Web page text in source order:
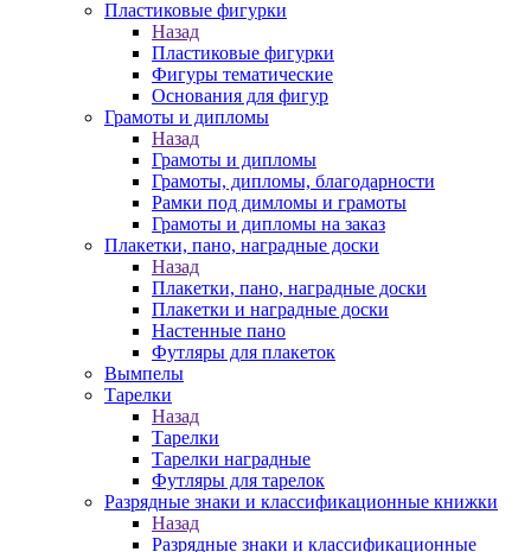
Пластиковые фигурки
Назад
Пластиковые фигурки
Фигуры тематические
Основания для фигур
Грамоты и дипломы
Назад
Грамоты и дипломы
Грамоты, дипломы, благодарности
Рамки под димломы и грамоты
Грамоты и дипломы на заказ
Плакетки, пано, наградные доски
Назад
Плакетки, пано, наградные доски
Плакетки и наградные доски
Настенные пано
Футляры для плакеток
Вымпелы
Тарелки
Назад
Тарелки
Тарелки наградные
Футляры для тарелок
Разрядные знаки и классификационные книжки
Назад
Разрядные знаки и классификационные